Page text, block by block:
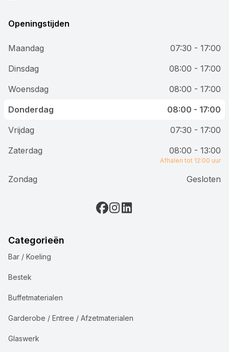
Openingstijden
Maandag
07:30 - 17:00
Dinsdag
08:00 - 17:00
Woensdag
08:00 - 17:00
Donderdag
08:00 - 17:00
Vrijdag
07:30 - 17:00
Zaterdag
08:00 - 13:00
Afhalen tot 12:00 uur
Zondag Gesloten
Categorieën
Bar / Koeling
Bestek
Buffetmaterialen
Garderobe / Entree / Afzetmaterialen
Glaswerk